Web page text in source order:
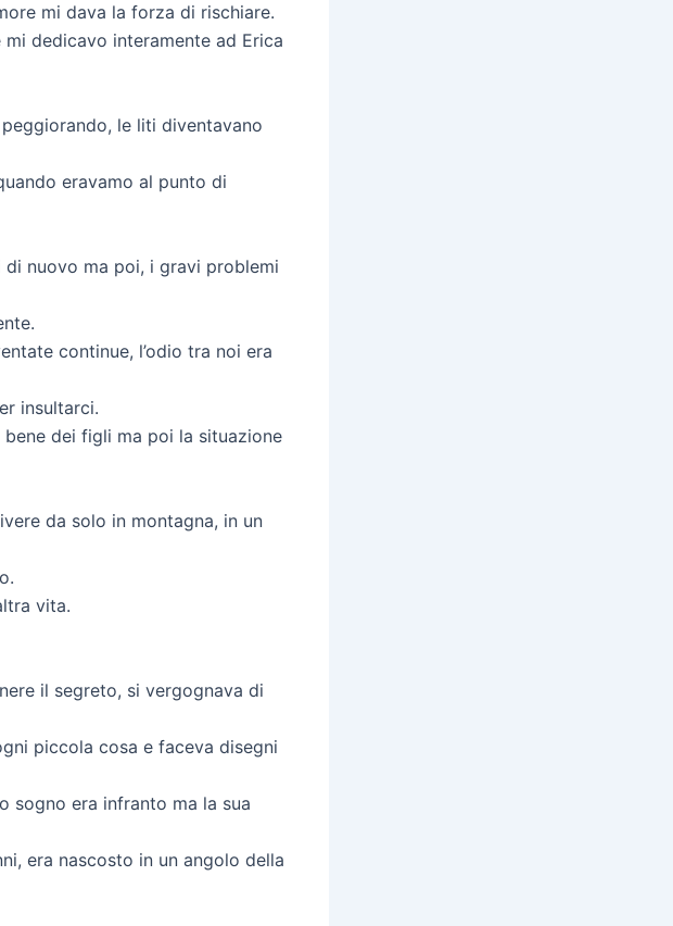
mi dava la forza di rischiare.
dedicavo interamente ad Erica
le liti diventavano
eravamo al punto di
di nuovo ma poi, i gravi problemi
continue, l’odio tra noi era
insultarci.
dei figli ma poi la situazione
da solo in montagna, in un
vita.
il segreto, si vergognava di
piccola cosa e faceva disegni
sogno era infranto ma la sua
era nascosto in un angolo della